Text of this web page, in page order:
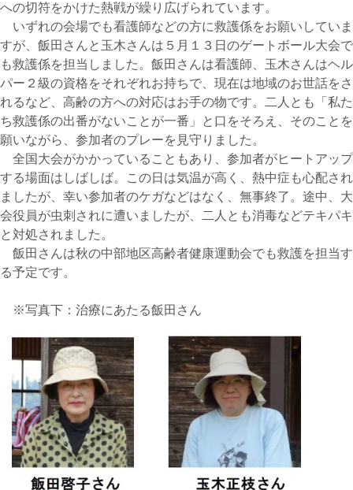
への切符をかけた熱戦が繰り広げられています。
いずれの会場でも看護師などの方に救護係をお願いしていま
すが、飯田さんと玉木さんは５月１３日のゲートボール大会で
も救護係を担当しました。飯田さんは看護師、玉木さんはヘル
パー２級の資格をそれぞれお持ちで、現在は地域のお世話をさ
れるなど、高齢の方への対応はお手の物です。二人とも「私た
ち救護係の出番がないことが一番」と口をそろえ、そのことを
願いながら、参加者のプレーを見守りました。
全国大会がかかっていることもあり、参加者がヒートアップ
する場面はしばしば。この日は気温が高く、熱中症も心配され
ましたが、幸い参加者のケガなどはなく、無事終了。途中、大
会役員が虫刺されに遭いましたが、二人とも消毒などテキパキ
と対処されました。
飯田さんは秋の中部地区高齢者健康運動会でも救護を担当す
る予定です。
※写真下：治療にあたる飯田さん